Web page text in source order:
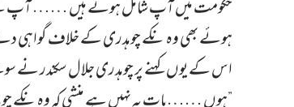
حکومت میں آپ شامل ہوتے ہیں …… آپ کے
ہوئے بھی وہ نکے چوہدری کے خلاف گواہی
اس کے یوں کہنے پر چوہدری جلال سکندر نے